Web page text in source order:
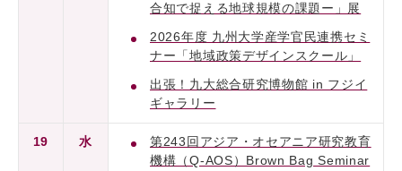
合知で捉える地球規模の課題ー」展
2026年度 九州大学産学官民連携セミ
ナー「地域政策デザインスクール」
出張！九大総合研究博物館 in フジイ
ギャラリー
19 水
第243回アジア・オセアニア研究教育
機構（Q-AOS）Brown Bag Seminar